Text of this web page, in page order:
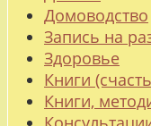
Домоводство
Запись на
Здоровье
Книги
Книги,